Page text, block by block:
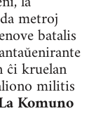
metroj
batalis
kruelan
militis
Komuno